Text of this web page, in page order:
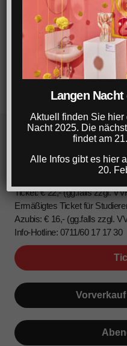
Ticket: € 22,- (gg.falls zzgl.
Ermäßigtes Ticket für
Azubis: € 16,- (gg.falls zzgl.
Info-Hotline: 0711/60 17 17 30
Langen Nacht
Aktuell finden Sie hier
Nacht 2025. Die
findet am
Alle Infos gibt es hier
20.